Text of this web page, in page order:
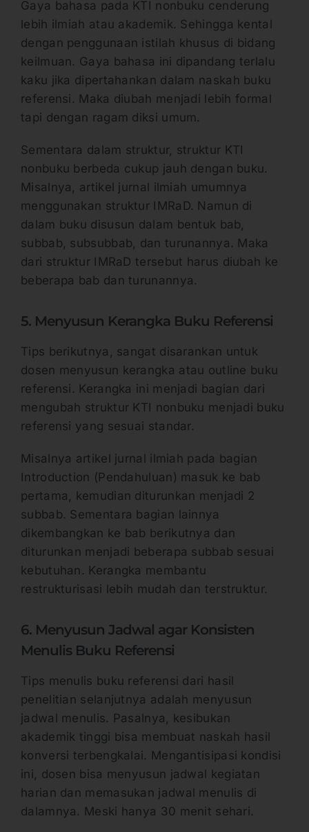
Gaya bahasa pada KTI nonbuku cenderung
lebih ilmiah atau akademik. Sehingga kental
dengan penggunaan istilah khusus di bidang
keilmuan. Gaya bahasa ini dipandang terlalu
kaku jika dipertahankan dalam naskah buku
referensi. Maka diubah menjadi lebih formal
tapi dengan ragam diksi umum.
Sementara dalam struktur, struktur KTI
nonbuku berbeda cukup jauh dengan buku.
Misalnya, artikel jurnal ilmiah umumnya
menggunakan struktur IMRaD. Namun di
dalam buku disusun dalam bentuk bab,
subbab, subsubbab, dan turunannya. Maka
dari struktur IMRaD tersebut harus diubah ke
beberapa bab dan turunannya.
5. Menyusun Kerangka Buku Referensi
Tips berikutnya, sangat disarankan untuk
dosen menyusun kerangka atau outline buku
referensi. Kerangka ini menjadi bagian dari
mengubah struktur KTI nonbuku menjadi buku
referensi yang sesuai standar.
Misalnya artikel jurnal ilmiah pada bagian
Introduction (Pendahuluan) masuk ke bab
pertama, kemudian diturunkan menjadi 2
subbab. Sementara bagian lainnya
dikembangkan ke bab berikutnya dan
diturunkan menjadi beberapa subbab sesuai
kebutuhan. Kerangka membantu
restrukturisasi lebih mudah dan terstruktur.
6. Menyusun Jadwal agar Konsisten
Menulis Buku Referensi
Tips menulis buku referensi dari hasil
penelitian selanjutnya adalah menyusun
jadwal menulis. Pasalnya, kesibukan
akademik tinggi bisa membuat naskah hasil
konversi terbengkalai. Mengantisipasi kondisi
ini, dosen bisa menyusun jadwal kegiatan
harian dan memasukan jadwal menulis di
dalamnya. Meski hanya 30 menit sehari.